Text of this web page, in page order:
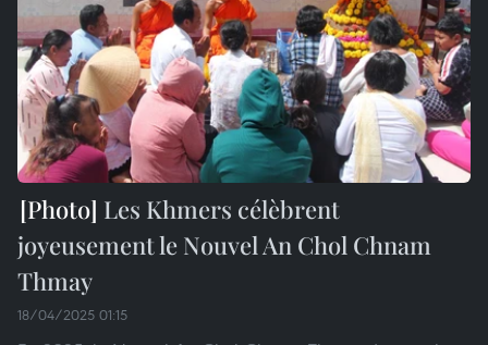
Les Khmers célèbrent
joyeusement le Nouvel An Chol Chnam
Thmay
18/04/2025 01:15